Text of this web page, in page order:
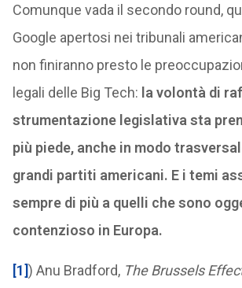
Comunque vada il secondo round,
Google apertosi nei tribunali
non finiranno presto le
legali delle Big Tech: la volontà di
strumentazione legislativa sta
più piede, anche in modo
grandi partiti americani. E i temi
sempre di più a quelli che sono
contenzioso in Europa.
[1]) Anu Bradford, The Brussels